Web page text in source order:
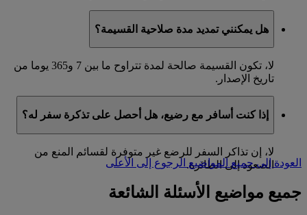
هل يمكنني تمديد مدة صلاحية القسيمة؟
لا، تكون القسيمة صالحة لمدة تتراوح ما بين 7 و365 يوما من
تاريخ الإصدار.
إذا كنت أسافر مع رضيع، هل أحصل على تذكرة سفر له؟
لا، إن تذاكر السفر للرضع غير متوفرة لقسائم المنع من
الصعود إلى الطائرة.
العودة إلى جميع المواضيع الرجوع إلى الأعلى
جميع مواضيع الأسئلة الشائعة